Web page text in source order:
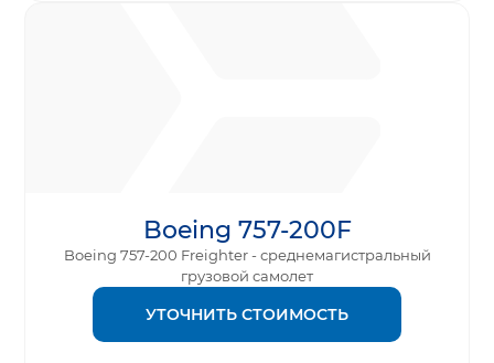
Boeing 757-200F
Boeing 757-200 Freighter - среднемагистральный
грузовой самолет
УТОЧНИТЬ СТОИМОСТЬ